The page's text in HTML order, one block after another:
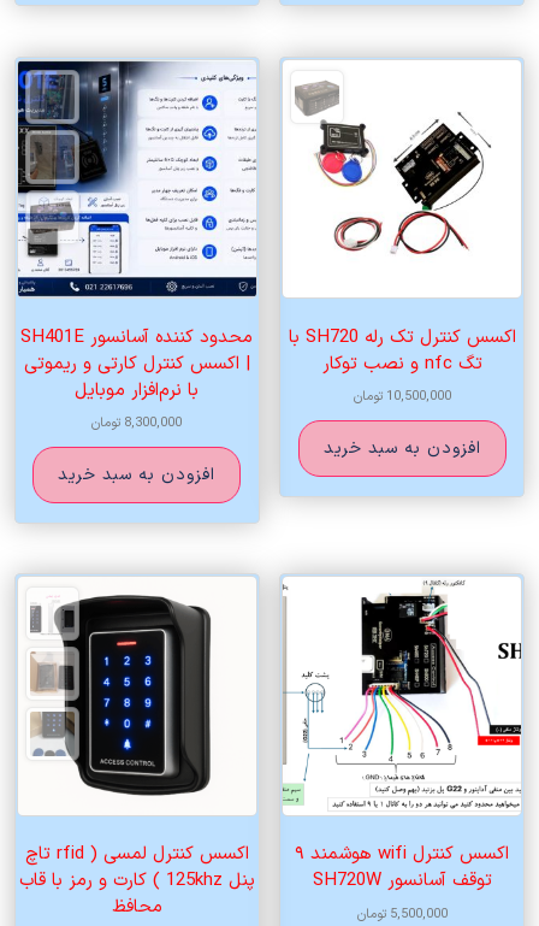
اکسس کنترل تک رله SH720 با
تگ nfc و نصب توکار
10,500,000 تومان
افزودن به سبد خرید
محدود کننده آسانسور SH401E
| اکسس کنترل کارتی و ریموتی
با نرم‌افزار موبایل
8,300,000 تومان
افزودن به سبد خرید
اکسس کنترل wifi هوشمند ۹
توقف آسانسور SH720W
5,500,000 تومان
اکسس کنترل لمسی ( rfid تاچ
پنل 125khz ) کارت و رمز با قاب
محافظ